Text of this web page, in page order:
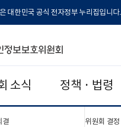
대한민국 공식 전자정부 누리집입니다.
소식 정책 · 법령
결 위원회 결정